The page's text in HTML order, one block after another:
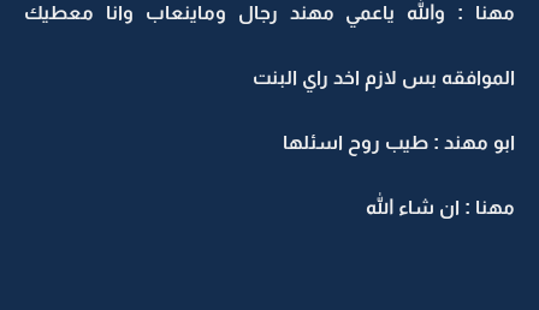
مهنا : والله ياعمي مهند رجال وماينعاب وانا معطيك
الموافقه بس لازم اخد راي البنت
ابو مهند : طيب روح اسئلها
مهنا : ان شاء الله